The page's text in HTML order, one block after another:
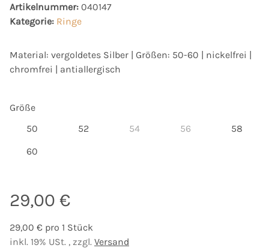
Artikelnummer: 040147
Kategorie: Ringe
Material: vergoldetes Silber | Größen: 50-60 | nickelfrei |
chromfrei | antiallergisch
Größe
50
5252 5454 56 5858
60
29,00 €
29,00 € pro 1 Stück
inkl. 19% USt. , zzgl. Versand